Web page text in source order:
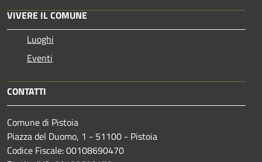
VIVERE IL COMUNE
Luoghi
Eventi
CONTATTI
Comune di Pistoia
Piazza del Duomo, 1 - 51100 - Pistoia
Codice Fiscale: 00108690470